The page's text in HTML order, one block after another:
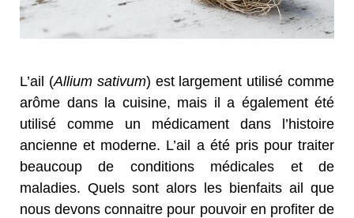
L’ail (Allium sativum) est largement utilisé comme
arôme dans la cuisine, mais il a également été
utilisé comme un médicament dans l’histoire
ancienne et moderne. L’ail a été pris pour traiter
beaucoup de conditions médicales et de
maladies. Quels sont alors les bienfaits ail que
nous devons connaitre pour pouvoir en profiter de